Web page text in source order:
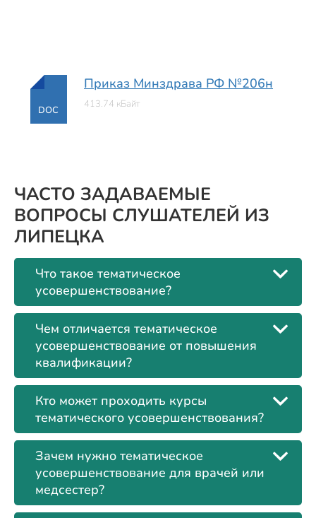
DOC
Приказ Минздрава РФ №206н
413.74 кБайт
ЧАСТО ЗАДАВАЕМЫЕ
ВОПРОСЫ СЛУШАТЕЛЕЙ ИЗ
ЛИПЕЦКА
Что такое тематическое
усовершенствование?
Чем отличается тематическое
усовершенствование от повышения
квалификации?
Кто может проходить курсы
тематического усовершенствования?
Зачем нужно тематическое
усовершенствование для врачей или
медсестер?